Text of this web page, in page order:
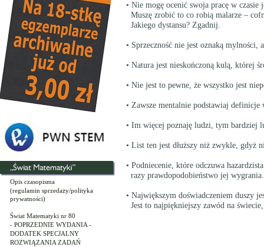
Opis czasopisma
(regulamin sprzedaży/polityka
prywatności)
Świat Matematyki nr 80
- POPRZEDNIE WYDANIA -
DODATEK SPECJALNY
ROZWIĄZANIA ZADAŃ
• Nie mogę ocenić swoja pracę w
Muszę zrobić to co robią malarze –
Jakiego dystansu? Zgadnij.
• Sprzeczność nie jest oznaką mylności,
• Natura jest nieskończoną kulą, której
• Nie jest to pewne, że wszystko jest
• Zawsze mentalnie podstawiaj
• Im więcej poznaję ludzi, tym bardziej
• List ten jest dłuższy niż zwykle, gdyż
• Podniecenie, które odczuwa
razy prawdopodobieństwo jej wygrania.
• Największym doświadczeniem duszy
Jest to najpiękniejszy zawód na